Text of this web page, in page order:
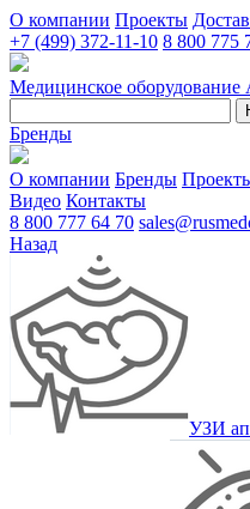
О компании Проекты
+7 (499) 372-11-10 8 800 775
Медицинское оборудование
Бренды
О компании Бренды
Видео Контакты
8 800 777 64 70
Назад
УЗИ